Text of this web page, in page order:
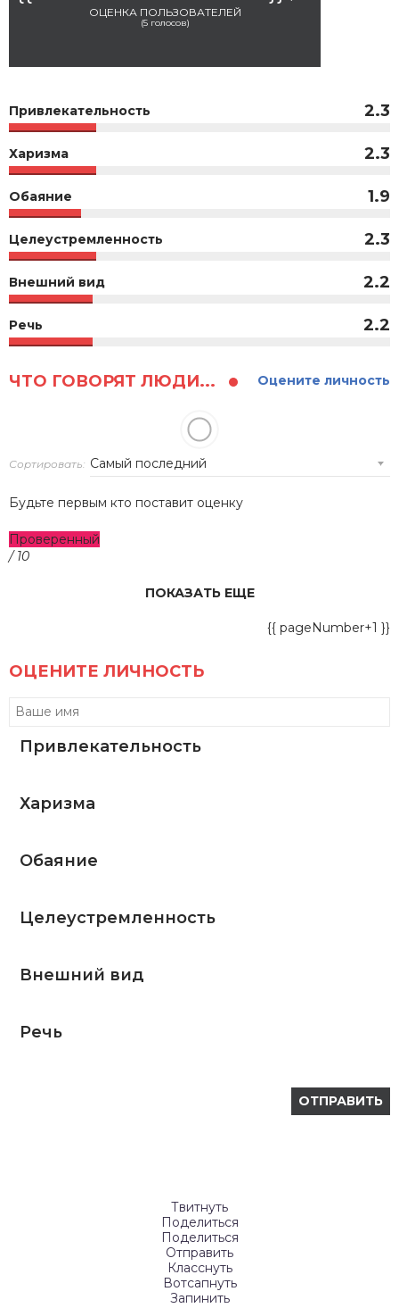
ОЦЕНКА ПОЛЬЗОВАТЕЛЕЙ
(5голосов)
Привлекательность 2.3
Харизма 2.3
Обаяние 1.9
Целеустремленность 2.3
Внешний вид 2.2
Речь 2.2
ЧТО ГОВОРЯТ ЛЮДИ... Оцените личность
Сортировать:
Будьте первым кто поставит оценку
Проверенный
/ 10
ПОКАЗАТЬ ЕЩЕ
{{ pageNumber+1 }}
ОЦЕНИТЕ ЛИЧНОСТЬ
Привлекательность
Харизма
Обаяние
Целеустремленность
Внешний вид
Речь
Твитнуть
Поделиться
Поделиться
Отправить
Класснуть
Вотсапнуть
Запинить